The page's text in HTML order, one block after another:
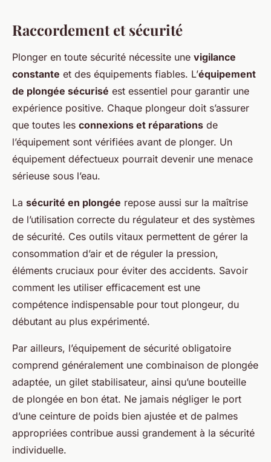
Raccordement et sécurité
Plonger en toute sécurité nécessite une vigilance
constante et des équipements fiables. L’équipement
de plongée sécurisé est essentiel pour garantir une
expérience positive. Chaque plongeur doit s’assurer
que toutes les connexions et réparations de
l’équipement sont vérifiées avant de plonger. Un
équipement défectueux pourrait devenir une menace
sérieuse sous l’eau.
La sécurité en plongée repose aussi sur la maîtrise
de l’utilisation correcte du régulateur et des systèmes
de sécurité. Ces outils vitaux permettent de gérer la
consommation d’air et de réguler la pression,
éléments cruciaux pour éviter des accidents. Savoir
comment les utiliser efficacement est une
compétence indispensable pour tout plongeur, du
débutant au plus expérimenté.
Par ailleurs, l’équipement de sécurité obligatoire
comprend généralement une combinaison de plongée
adaptée, un gilet stabilisateur, ainsi qu’une bouteille
de plongée en bon état. Ne jamais négliger le port
d’une ceinture de poids bien ajustée et de palmes
appropriées contribue aussi grandement à la sécurité
individuelle.